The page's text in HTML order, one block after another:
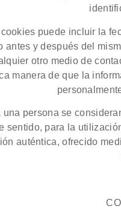
puede incluir la
y después del
otro medio de
manera de que la
persona se
sentido, para la
auténtica, ofrecido